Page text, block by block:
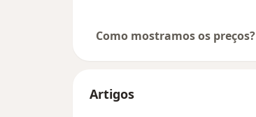
Como mostramos os preços?
Artigos